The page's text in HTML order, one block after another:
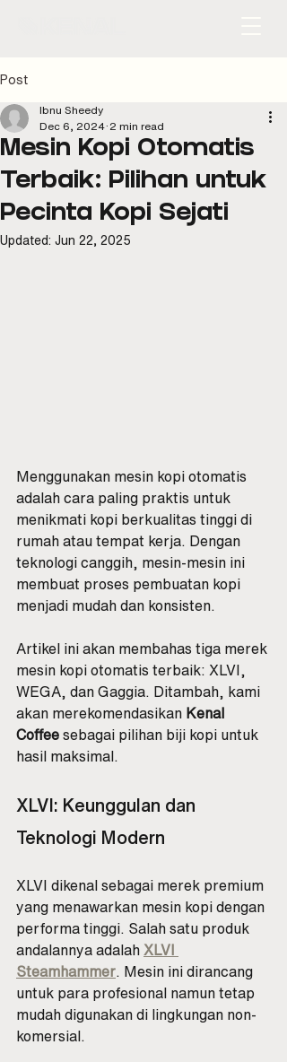
Post
Mesin Kopi Otomatis
Terbaik: Pilihan untuk
Pecinta Kopi Sejati
Ibnu Sheedy
Dec 6, 2024 2 min read
Updated: Jun 22, 2025
Menggunakan mesin kopi otomatis
adalah cara paling praktis untuk
menikmati kopi berkualitas tinggi di
rumah atau tempat kerja. Dengan
teknologi canggih, mesin-mesin ini
membuat proses pembuatan kopi
menjadi mudah dan konsisten.
Artikel ini akan membahas tiga merek
mesin kopi otomatis terbaik: XLVI,
WEGA, dan Gaggia. Ditambah, kami
akan merekomendasikan Kenal
Coffee sebagai pilihan biji kopi untuk
hasil maksimal.
XLVI: Keunggulan dan
Teknologi Modern
XLVI dikenal sebagai merek premium
yang menawarkan mesin kopi dengan
performa tinggi. Salah satu produk
andalannya adalah XLVI
Steamhammer. Mesin ini dirancang
untuk para profesional namun tetap
mudah digunakan di lingkungan non-
komersial.